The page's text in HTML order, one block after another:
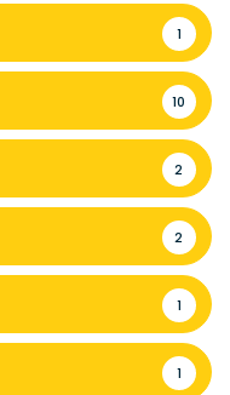
1
10
2
2
1
1